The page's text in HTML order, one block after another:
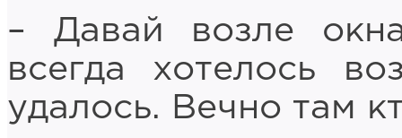
– Давай возле
всегда хотелось
удалось. Вечно там